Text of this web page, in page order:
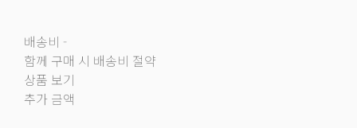
배송비 -
함께 구매 시 배송비 절약
상품 보기
추가 금액